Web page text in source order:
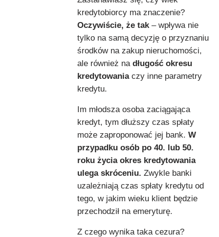
kredytobiorcy ma znaczenie?
Oczywiście, że tak – wpływa nie
tylko na samą decyzję o przyznaniu
środków na zakup nieruchomości,
ale również na długość okresu
kredytowaniaczy inne parametry
kredytu.
Im młodsza osoba zaciągająca
kredyt, tym dłuższy czas spłaty
może zaproponować jej bank. W
przypadku osób po 40. lub 50.
roku życia okres kredytowania
ulega skróceniu. Zwykle banki
uzależniają czas spłaty kredytu od
tego, w jakim wieku klient będzie
przechodził na emeryturę.
Z czego wynika taka cezura?